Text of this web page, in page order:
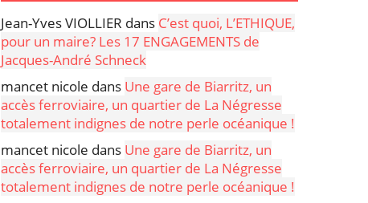
Jean-Yves VIOLLIER dans C’est quoi, L’ETHIQUE,
pour un maire? Les 17 ENGAGEMENTS de
Jacques-André Schneck
mancet nicole dans Une gare de Biarritz, un
accès ferroviaire, un quartier de La Négresse
totalement indignes de notre perle océanique !
mancet nicole dans Une gare de Biarritz, un
accès ferroviaire, un quartier de La Négresse
totalement indignes de notre perle océanique !